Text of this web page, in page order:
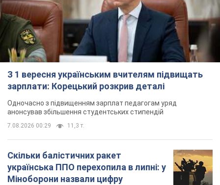
З 1 вересня українським вчителям підвищать
зарплати: Корецький розкрив деталі
Одночасно з підвищенням зарплат педагогам уряд
анонсував збільшення студентських стипендій
7.08.2026 00:29 11,3 т.
Скільки балістичних ракет
українська ППО перехопила в липні: у
Міноборони назвали цифру